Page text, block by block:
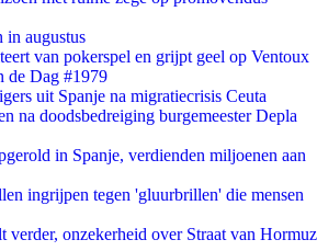
in augustus
van pokerspel en grijpt geel op Ventoux
de Dag #1979
uit Spanje na migratiecrisis Ceuta
na doodsbedreiging burgemeester Depla
in Spanje, verdienden miljoenen aan
ingrijpen tegen 'gluurbrillen' die mensen
verder, onzekerheid over Straat van Hormuz